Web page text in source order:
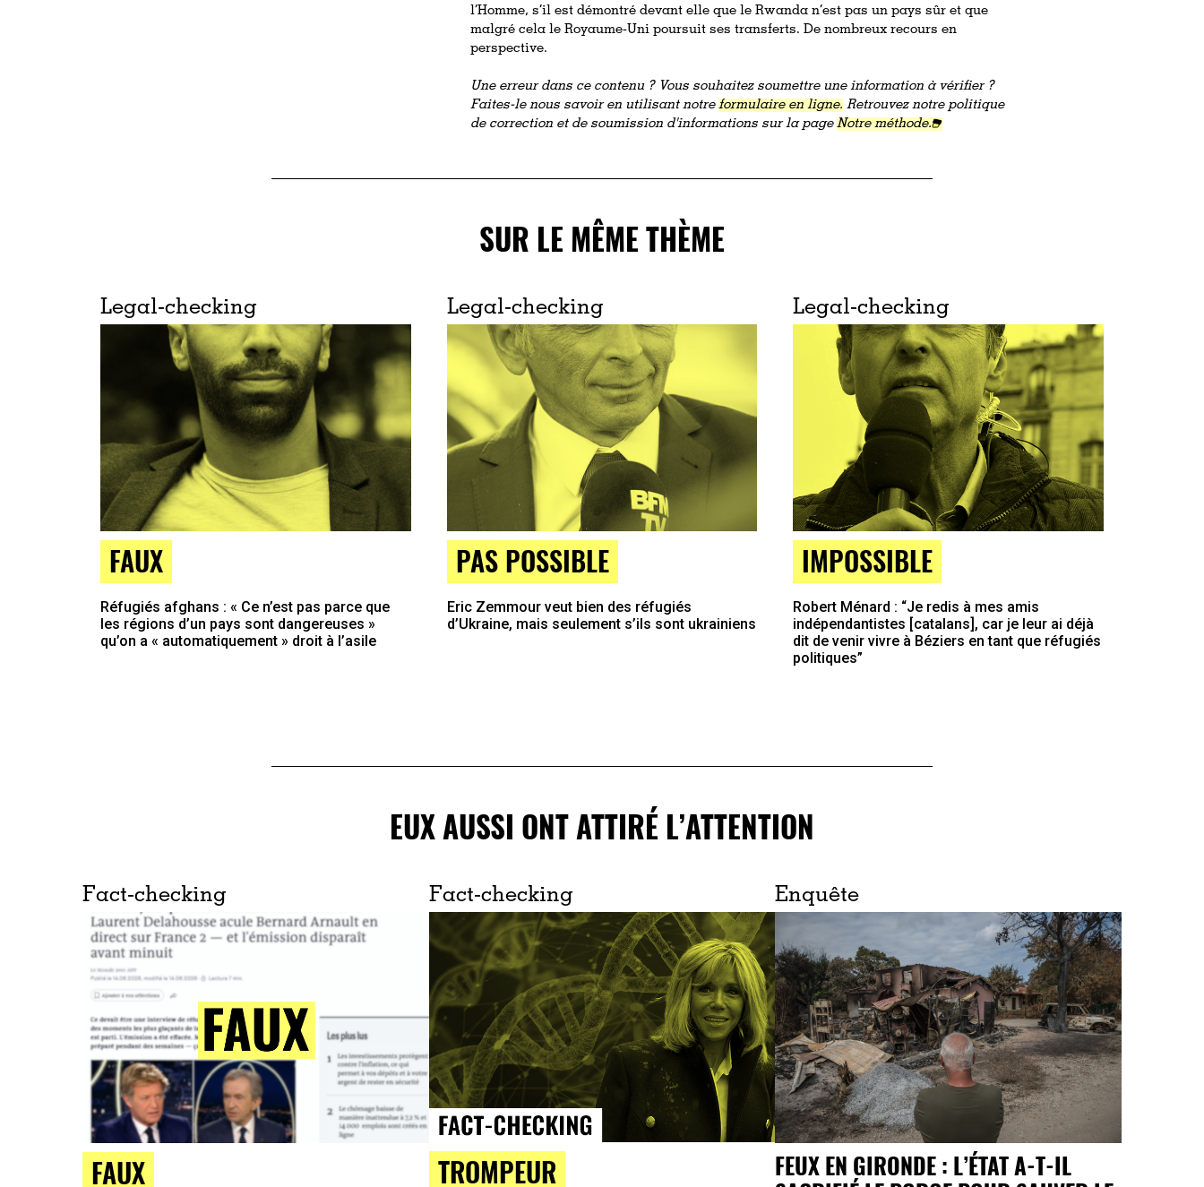
l’Homme, s’il est démontré devant elle que le Rwanda n’est pas un pays sûr et que
malgré cela le Royaume-Uni poursuit ses transferts. De nombreux recours en
perspective.
Une erreur dans ce contenu ? Vous souhaitez soumettre une information à vérifier ?
Faites-le nous savoir en utilisant notreformulaire en ligne. Retrouvez notre politique
de correction et de soumission d'informations sur la pageNotre méthode.
SUR LE MÊME THÈME
Legal-checking
FAUX
Réfugiés afghans : « Ce n’est pas parce que
les régions d’un pays sont dangereuses »
qu’on a « automatiquement » droit à l’asile
Legal-checking
PAS POSSIBLE
Eric Zemmour veut bien des réfugiés
d’Ukraine, mais seulement s’ils sont ukrainiens
Legal-checking
IMPOSSIBLE
Robert Ménard : “Je redis à mes amis
indépendantistes [catalans], car je leur ai déjà
dit de venir vivre à Béziers en tant que réfugiés
politiques”
EUX AUSSI ONT ATTIRÉ L’ATTENTION
Fact-checking
FAUX
Fact-checking
TROMPEUR
Enquête
FEUX EN GIRONDE : L’ÉTAT A-T-IL